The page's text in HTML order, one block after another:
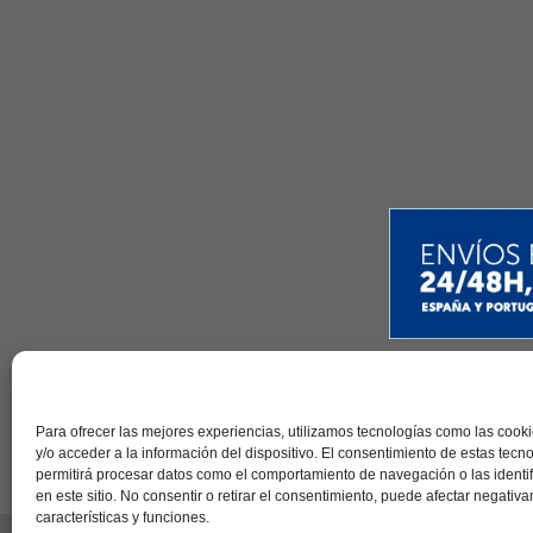
Para ofrecer las mejores experiencias, utilizamos tecnologías como las
y/o acceder a la información del dispositivo. El consentimiento de estas
permitirá procesar datos como el comportamiento de navegación o las
en este sitio. No consentir o retirar el consentimiento, puede afectar
características y funciones.